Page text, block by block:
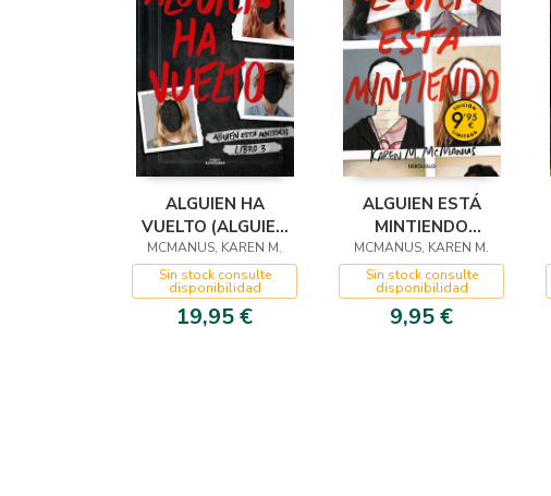
ALGUIEN HA
VUELTO (ALGUIEN
ESTÁ MINTIENDO 3)
MCMANUS, KAREN M.
Sin stock consulte
disponibilidad
19,95 €
ALGUIEN ESTÁ
MINTIENDO
(EDICIÓN LIMITADA
A PRECIO ESPECIAL)
MCMANUS, KAREN M.
Sin stock consulte
disponibilidad
9,95 €